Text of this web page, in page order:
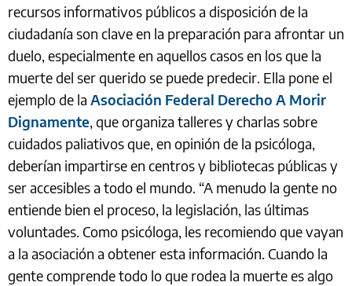
recursos informativos públicos a disposición de la
ciudadanía son clave en la preparación para afrontar un
duelo, especialmente en aquellos casos en los que la
muerte del ser querido se puede predecir. Ella pone el
ejemplo de la Asociación Federal Derecho A Morir
Dignamente, que organiza talleres y charlas sobre
cuidados paliativos que, en opinión de la psicóloga,
deberían impartirse en centros y bibliotecas públicas y
ser accesibles a todo el mundo. “A menudo la gente no
entiende bien el proceso, la legislación, las últimas
voluntades. Como psicóloga, les recomiendo que vayan
a la asociación a obtener esta información. Cuando la
gente comprende todo lo que rodea la muerte es algo